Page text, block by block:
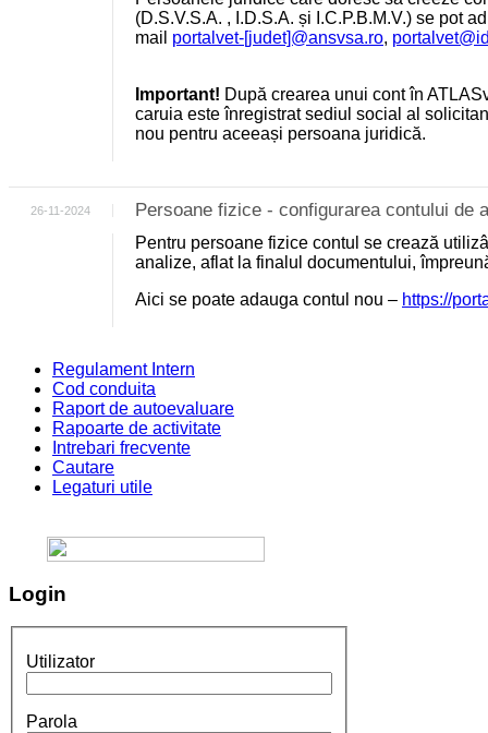
(D.S.V.S.A. , I.D.S.A. și I.C.P.B.M.V.) se pot
mail portalvet-[judet]@ansvsa.ro,
Important! După crearea unui cont în
caruia este înregistrat sediul social al
nou pentru aceeași persoana juridică.
26-11-2024 Persoane fizice - configurarea contului de
Pentru persoane fizice contul se crează
analize, aflat la finalul documentului,
Aici se poate adauga contul nou – https://
Regulament Intern
Cod conduita
Raport de autoevaluare
Rapoarte de activitate
Intrebari frecvente
Cautare
Legaturi utile
Login
Utilizator
Parola